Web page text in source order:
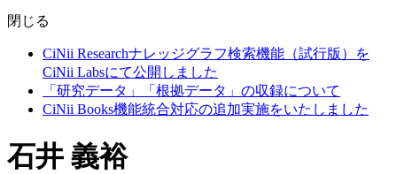
閉じる
CiNii Researchナレッジグラフ検索機能（試行版）を
CiNii Labsにて公開しました
「研究データ」「根拠データ」の収録について
CiNii Books機能統合対応の追加実施をいたしました
石井 義裕